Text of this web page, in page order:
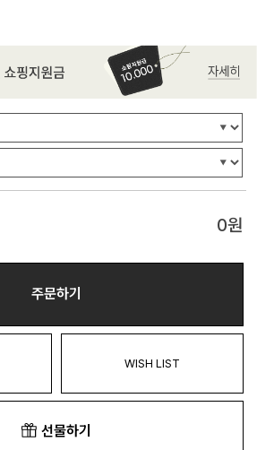
0원
주문하기
WISH LIST
선물하기